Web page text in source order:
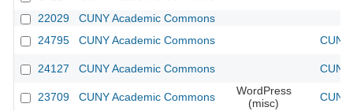
22029
CUNY Academic Commons
24795
CUNY Academic Commons
24127 CUNY Academic Commons
23709 CUNY Academic Commons
WordPress
(misc)